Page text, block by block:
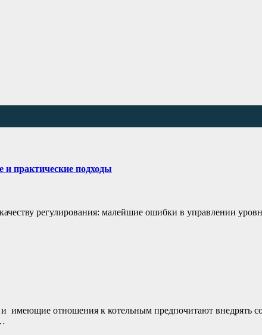
и практические подходы
регулирования: малейшие ошибки в управлении
отношения к котельным предпочитают внедрять